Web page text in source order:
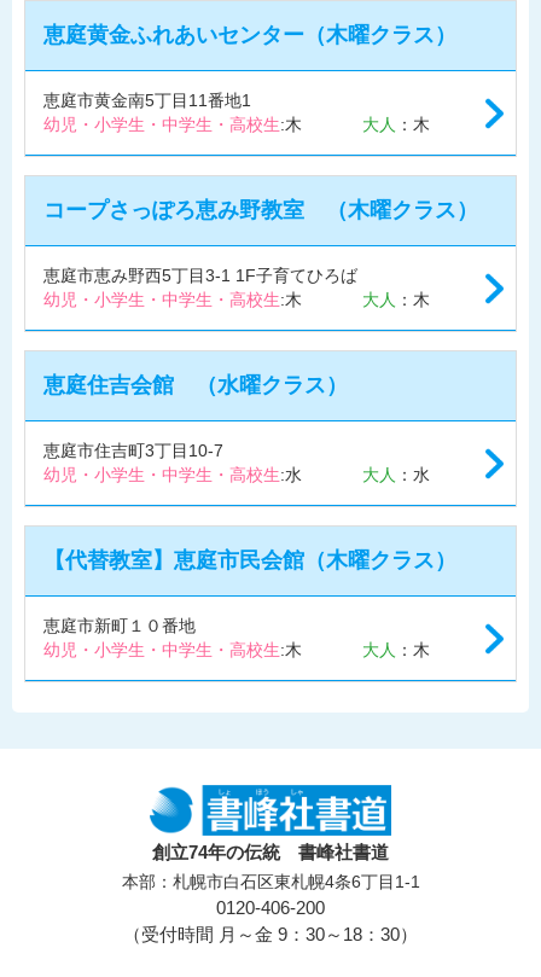
恵庭黄金ふれあいセンター（木曜クラス）
恵庭市黄金南5丁目11番地1
幼児・小学生・中学生・高校生:木 大人 ：木
コープさっぽろ恵み野教室 （木曜クラス）
恵庭市恵み野西5丁目3-1 1F子育てひろば
幼児・小学生・中学生・高校生:木 大人 ：木
恵庭住吉会館 （水曜クラス）
恵庭市住吉町3丁目10-7
幼児・小学生・中学生・高校生:水 大人 ：水
【代替教室】恵庭市民会館（木曜クラス）
恵庭市新町１０番地
幼児・小学生・中学生・高校生:木 大人 ：木
創立74年の伝統 書峰社書道
本部：札幌市白石区東札幌4条6丁目1-1
0120-406-200
（受付時間 月～金 9：30～18：30）